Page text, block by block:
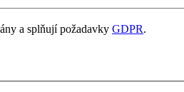
a splňují požadavky GDPR.